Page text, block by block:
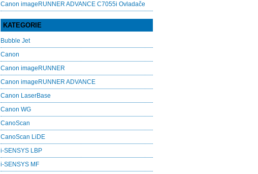
Canon imageRUNNER ADVANCE C7055i Ovladače
KATEGORIE
Bubble Jet
Canon
Canon imageRUNNER
Canon imageRUNNER ADVANCE
Canon LaserBase
Canon WG
CanoScan
CanoScan LiDE
i-SENSYS LBP
i-SENSYS MF